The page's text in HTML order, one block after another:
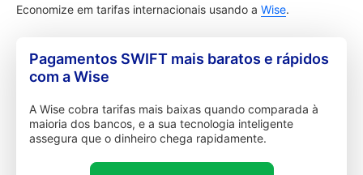
Economize em tarifas internacionais usando a Wise.
Pagamentos SWIFT mais baratos e rápidos
com a Wise
A Wise cobra tarifas mais baixas quando comparada à
maioria dos bancos, e a sua tecnologia inteligente
assegura que o dinheiro chega rapidamente.